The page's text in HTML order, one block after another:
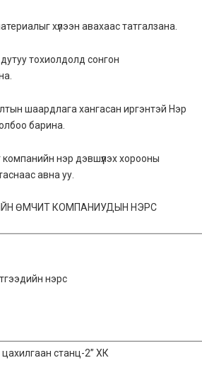
хүлээн авахаас татгалзана.
тохиолдолд сонгон
шаардлага хангасан иргэнтэй Нэр
барина.
нэр дэвшүүлэх хорооны
авна уу.
ӨМЧИТ КОМПАНИУДЫН НЭРС
нэрс
станц-2” ХК